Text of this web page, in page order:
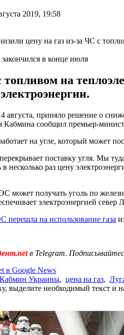
2019, 19:58
в конце июля
топливом на
августа, приняло решение о
Кабмина сообщил премьер-
на угле, который может
поставку угля. Мы
несколько раз цену
может получать уголь по
электроэнергией север
перешла на использование газа
в Telegram.
в Google News
Кабмин Украины, цена на газ,
выделите необходимый текст и